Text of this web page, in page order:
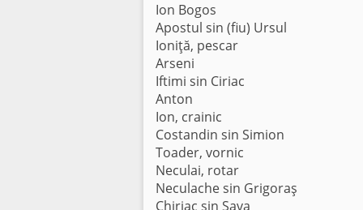
Ion Bogos
Apostul sin (fiu) Ursul
Ioniţă, pescar
Arseni
Iftimi sin Ciriac
Anton
Ion, crainic
Costandin sin Simion
Toader, vornic
Neculai, rotar
Neculache sin Grigoraş
Chiriac sin Sava